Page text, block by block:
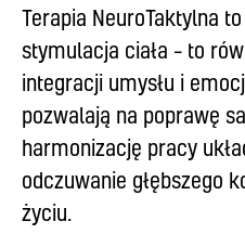
Terapia NeuroTaktylna
stymulacja ciała – to
integracji umysłu i
pozwalają na poprawę
harmonizację pracy
odczuwanie głębszego
życiu.